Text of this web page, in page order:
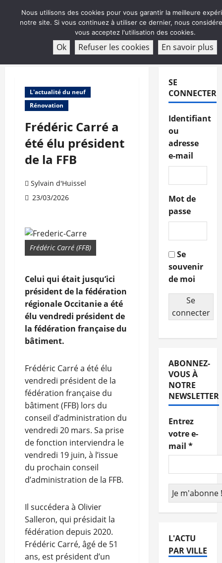
ABONNEMENT
L'actualité du neuf
Rénovation
Frédéric Carré a
été élu président
de la FFB
Sylvain d'Huissel
23/03/2026
Frédéric Carré (FFB)
Celui qui était jusqu’ici
président de la fédération
régionale Occitanie a été
élu vendredi président de
la fédération française du
bâtiment.
Frédéric Carré a été élu
vendredi président de la
fédération française du
bâtiment (FFB) lors du
conseil d’administration du
vendredi 20 mars. Sa prise
de fonction interviendra le
vendredi 19 juin, à l’issue
du prochain conseil
d’administration de la FFB.
Il succédera à Olivier
Salleron, qui présidait la
fédération depuis 2020.
Frédéric Carré, âgé de 51
ans, est président d’un
SE
CONNECTER
Identifiant
ou
adresse
e-mail
Mot de
passe
Se
souvenir
de moi
Se
connecter
ABONNEZ-
VOUS À
NOTRE
NEWSLETTER
Entrez
votre e-
mail *
L'ACTU
PAR VILLE
Nous utilisons des cookies pour vous garantir la meilleure
notre site. Si vous continuez à utiliser ce dernier, nous
vous acceptez l'utilisation des cookies.
Ok Refuser les cookies En savoir plus